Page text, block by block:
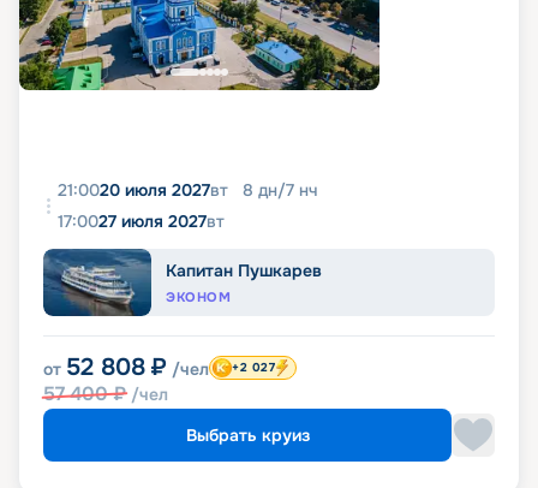
21:0020 июля 2027вт 8 дн/7 нч
17:0027 июля 2027вт
Капитан Пушкарев
ЭКОНОМ
от 52 808 ₽ /чел
57 400₽ /чел
+2 027
Выбрать круиз